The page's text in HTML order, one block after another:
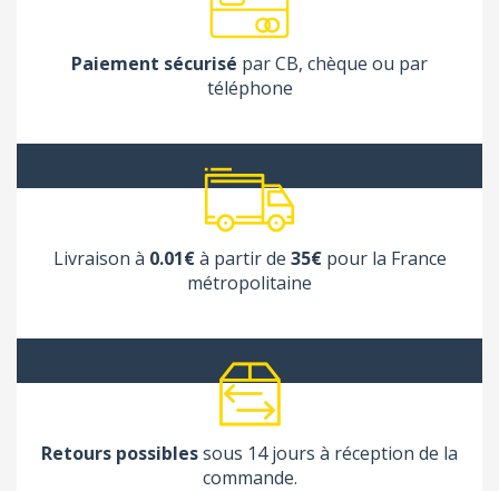
(1
Paiement sécurisé par CB, chèque ou par
téléphone
Livraison à 0.01€à partir de 35€pour la France
métropolitaine
Retours possiblessous 14 jours à réception de la
commande.